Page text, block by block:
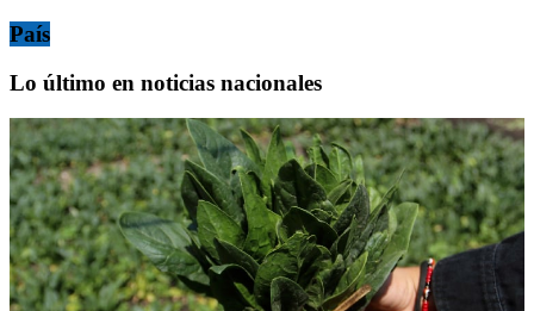
País
Lo último en noticias nacionales